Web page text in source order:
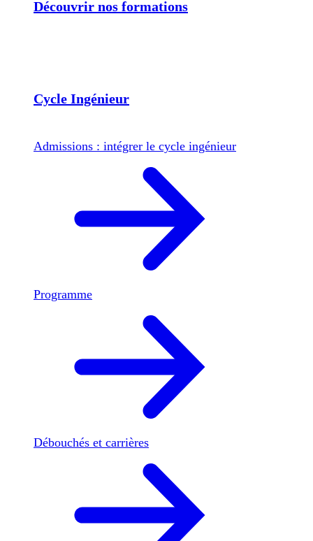
Découvrir nos formations
Cycle Ingénieur
Admissions : intégrer le cycle ingénieur
Programme
Débouchés et carrières